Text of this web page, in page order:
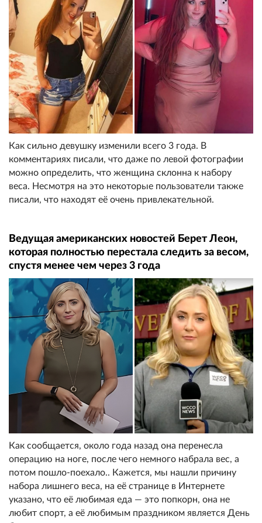
Как сильно девушку изменили всего 3 года. В
комментариях писали, что даже по левой фотографии
можно определить, что женщина склонна к набору
веса. Несмотря на это некоторые пользователи также
писали, что находят её очень привлекательной.
Ведущая американских новостей Берет Леон,
которая полностью перестала следить за весом,
спустя менее чем через 3 года
Как сообщается, около года назад она перенесла
операцию на ноге, после чего немного набрала вес, а
потом пошло-поехало.. Кажется, мы нашли причину
набора лишнего веса, на её странице в Интернете
указано, что её любимая еда — это попкорн, она не
любит спорт, а её любимым праздником является День